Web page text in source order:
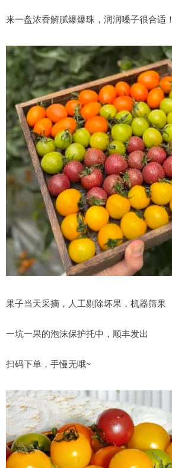
来一盘浓香解腻爆爆珠，润润嗓子很合适！
果子当天采摘，人工剔除坏果，机器筛果
一坑一果的泡沫保护托中，顺丰发出
扫码下单，手慢无哦~